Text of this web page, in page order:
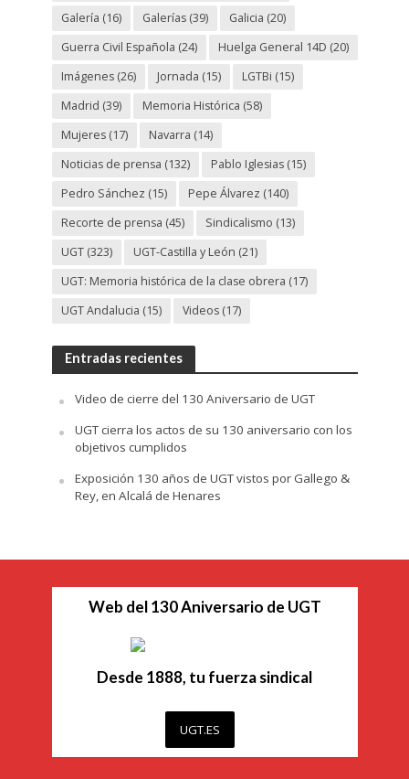
Galería (16) Galerías(39) Galicia (20)
Guerra Civil Española (24) Huelga General 14D (20)
Imágenes(26) Jornada (15) LGTBi (15)
Madrid (39) Memoria Histórica (58)
Mujeres(17) Navarra (14)
Noticias de prensa (132) Pablo Iglesias(15)
Pedro Sánchez (15) Pepe Álvarez (140)
Recorte de prensa (45) Sindicalismo (13)
UGT(323) UGT-Castilla y León (21)
UGT: Memoria histórica de la clase obrera (17)
UGT Andalucia (15) Videos(17)
Entradas recientes
Video de cierre del 130 Aniversario de UGT
UGT cierra los actos de su 130 aniversario con los
objetivos cumplidos
Exposición 130 años de UGT vistos por Gallego &
Rey, en Alcalá de Henares
Web del 130 Aniversario de UGT
Desde 1888, tu fuerza sindical
UGT.ES